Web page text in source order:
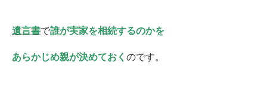
遺言書で誰が実家を相続するのかを
あらかじめ親が決めておく のです。